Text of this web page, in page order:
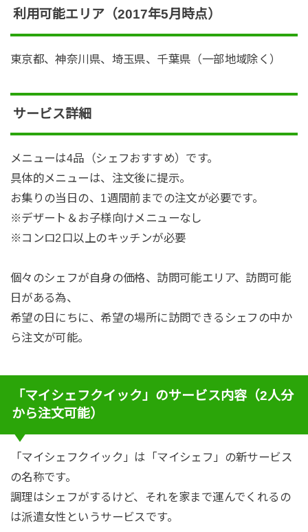
利用可能エリア（2017年5月時点）
東京都、神奈川県、埼玉県、千葉県（一部地域除く）
サービス詳細
メニューは4品（シェフおすすめ）です。
具体的メニューは、注文後に提示。
お集りの当日の、1週間前までの注文が必要です。
※デザート＆お子様向けメニューなし
※コンロ2口以上のキッチンが必要
個々のシェフが自身の価格、訪問可能エリア、訪問可能
日がある為、
希望の日にちに、希望の場所に訪問できるシェフの中か
ら注文が可能。
「マイシェフクイック」のサービス内容（2人分
から注文可能）
「マイシェフクイック」は「マイシェフ」の新サービス
の名称です。
調理はシェフがするけど、それを家まで運んでくれるの
は派遣女性というサービスです。